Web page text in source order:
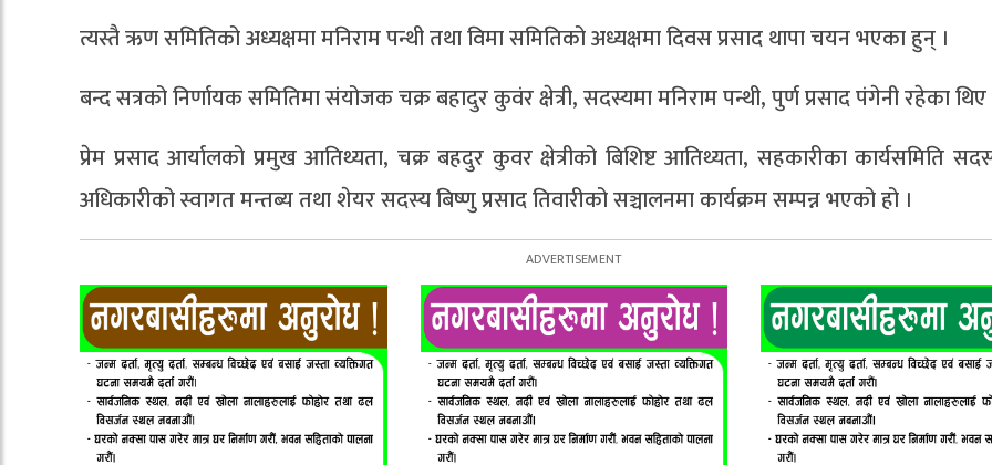
त्यस्तै ऋण समितिको अध्यक्षमा मनिराम पन्थी तथा विमा समितिको अध्यक्षमा दिवस प्रसाद थापा चयन भएका हुन् ।
बन्द सत्रको निर्णायक समितिमा संयोजक चक्र बहादुर कुवंर क्षेत्री, सदस्यमा मनिराम पन्थी, पुर्ण प्रसाद पंगेनी रहेका
प्रेम प्रसाद आर्यालको प्रमुख आतिथ्यता, चक्र बहदुर कुवर क्षेत्रीको बिशिष्ट आतिथ्यता, सहकारीका कार्यसमिति
अधिकारीको स्वागत मन्तब्य तथा शेयर सदस्य बिष्णु प्रसाद तिवारीको सञ्चालनमा कार्यक्रम सम्पन्न भएको हो ।